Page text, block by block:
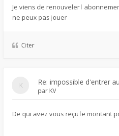
Je viens de renouveler l
ne peux pas jouer
Citer
Re: impossible d'entrer
par KV
De qui avez vous reçu le montant